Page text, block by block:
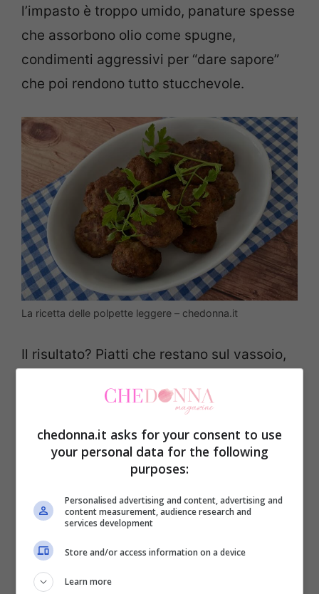
l’impasto è troppo umido, panature spesse
che assorbono olio come spugne,
condimenti aggressivi per “dare sapore”
che poi rendono tutto stucchevole.
La ricetta delle polpette leggere – chedonna.it
Il risultato? Piatti che restano sul vassoio,
che rovina l’atmosfera. Per non sbagliare si
può provare questa versione di polpette di
tonno e ricotta. Comincia sempre dalla
ricotta ben scolata: lasciala in un colino
una mezz’ora, è il passaggio che evita
l’effetto “mappazza” e ti regala la famosa
morbidezza. Poi unisci tonno sgocciolato e
sbriciolato, parmigiano grattugiato,
chedonna.it asks for your consent to use
your personal data for the following
purposes:
Personalised advertising and content, advertising and
content measurement, audience research and
services development
Store and/or access information on a device
Learn more